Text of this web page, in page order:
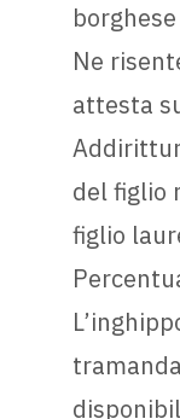
Ne
attesta
del figlio
figlio